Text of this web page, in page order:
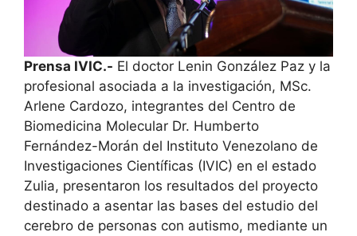
Prensa IVIC.- El doctor Lenin González Paz y la
profesional asociada a la investigación, MSc.
Arlene Cardozo, integrantes del Centro de
Biomedicina Molecular Dr. Humberto
Fernández-Morán del Instituto Venezolano de
Investigaciones Científicas (IVIC) en el estado
Zulia, presentaron los resultados del proyecto
destinado a asentar las bases del estudio del
cerebro de personas con autismo, mediante un